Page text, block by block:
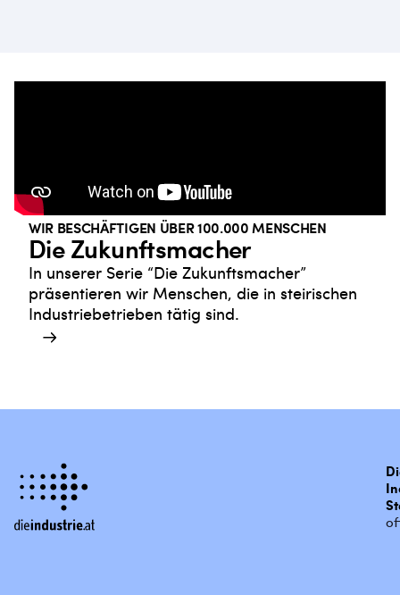
WIR BESCHÄFTIGEN ÜBER 100.000 MENSCHEN
Die Zukunftsmacher
In unserer Serie “Die Zukunftsmacher”
präsentieren wir Menschen, die in steirischen
Industriebetrieben tätig sind.